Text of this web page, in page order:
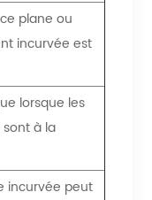
plane ou
incurvée est
lorsque les
à la
incurvée peut